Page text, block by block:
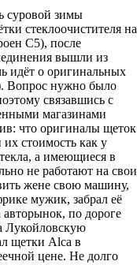
суровой зимы
стеклоочистителя на
С5), после
вышли из
идёт о оригинальных
Вопрос нужно было
связавшись с
магазинами
что оригиналы щеток
их стоимость как у
а имеющиеся в
не работают на свои
жене свою машину,
мужик, забрал её
по дороге
Лукойловскую
щетки Alcа в
цене. Не долго